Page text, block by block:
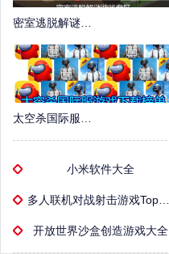
密室逃脱解谜游戏专区
太空杀国际服游戏下载榜单
小米软件大全
多人联机对战射击游戏Top榜单
开放世界沙盒创造游戏大全